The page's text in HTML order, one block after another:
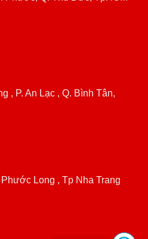
, P. An Lạc , Q. Bình Tân,
Long , Tp Nha Trang